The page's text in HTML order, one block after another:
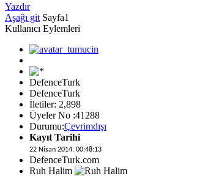
Yazdır
Aşağı git Sayfa1
Kullanıcı Eylemleri
DefenceTurk
DefenceTurk
İletiler: 2,898
Üyeler No :41288
Durumu:Çevrimdışı
Kayıt Tarihi
22 Nisan 2014, 00:48:13
DefenceTurk.com
Ruh Halim